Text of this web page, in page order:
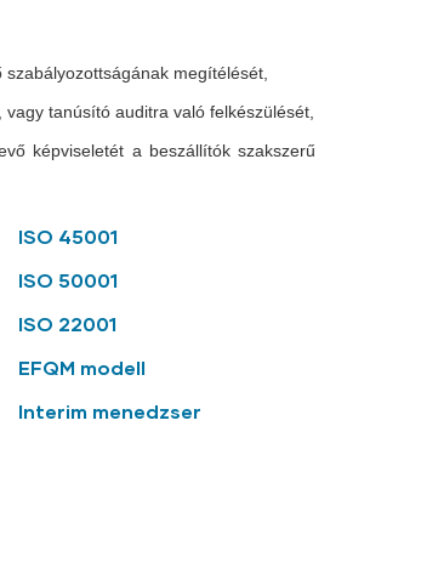
megítélését,
tanúsító auditra való felkészülését,
képviseletét a beszállítók szakszerű
ISO 45001
ISO 50001
ISO 22001
EFQM modell
Interim menedzser